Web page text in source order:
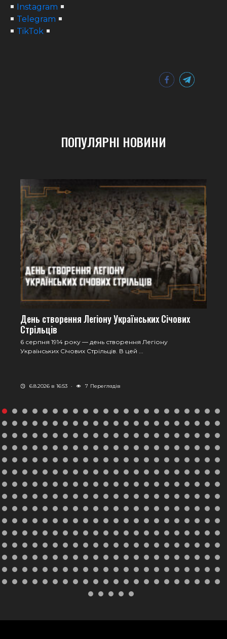
Instagram
Telegram
TikTok
ПОПУЛЯРНІ НОВИНИ
День створення Легіону Українських Січових
Стрільців
6 серпня 1914 року — день створення Легіону
Українських Січових Стрільців. В цей ...
6.8.2026 в 16:53 · 7 Переглядів